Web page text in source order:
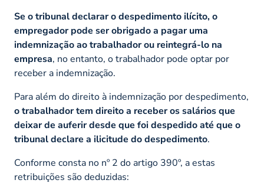
Se o tribunal declarar o despedimento ilícito, o
empregador pode ser obrigado a pagar uma
indemnização ao trabalhador ou reintegrá-lo na
empresa, no entanto, o trabalhador pode optar por
receber a indemnização.
Para além do direito à indemnização por despedimento,
o trabalhador tem direito a receber os salários que
deixar de auferir desde que foi despedido até que o
tribunal declare a ilicitude do despedimento.
Conforme consta no nº 2 do artigo 390º, a estas
retribuições são deduzidas: